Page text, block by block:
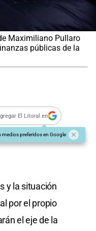
Maximiliano Pullaro
públicas de la
El Litoral en
medios preferidos en Google
y la situación
por el propio
el eje de la